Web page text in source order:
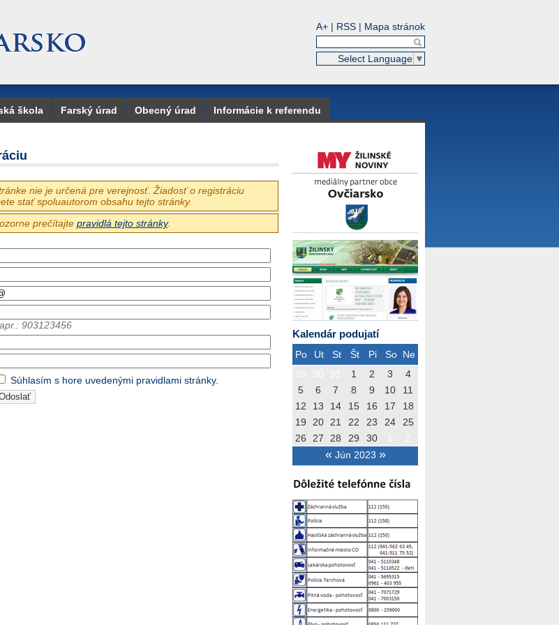
A+ | RSS | Mapa stránok
Select Language ▼
škola Farský úrad Obecný úrad Informácie k referendu
Kalendár podujatí
Po Ut St Št Pi So Ne
« Jún 2023 »
1 2 3
4
5
6 7 8 9 10
11
12
13 14 15 16 17
18
19
20 21 22 23 24
25
26
27 28 29 30
nie je určená pre verejnosť. Žiadosť o registráciu
stať spoluautorom obsahu tejto stránky.
prečítajte pravidlá tejto stránky.
903123456
Súhlasím s hore uvedenými pravidlami stránky.